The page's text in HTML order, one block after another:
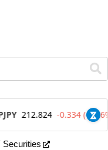
Securities